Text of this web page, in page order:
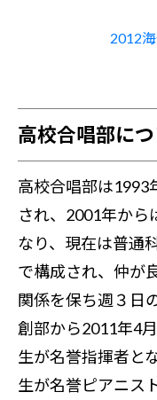
2012
高校合唱部に
高校合唱部は1993
され、2001年から
なり、現在は普通
で構成され、仲が
関係を保ち週３日
創部から2011年4
生が名誉指揮者と
生が名誉ピアニス